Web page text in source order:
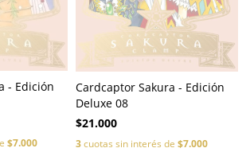
- Edición
$7.000
Cardcaptor Sakura - Edición
Deluxe 08
$21.000
3cuotas sin interés de $7.000